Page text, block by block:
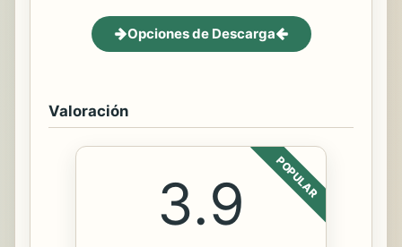
Opciones de Descarga
Valoración
POPULAR
3.9